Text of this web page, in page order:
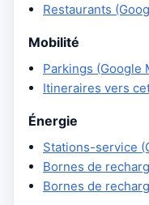
Restaurants
Mobilité
Parkings (Google
Itineraires vers
Énergie
Stations-service
Bornes de
Bornes de